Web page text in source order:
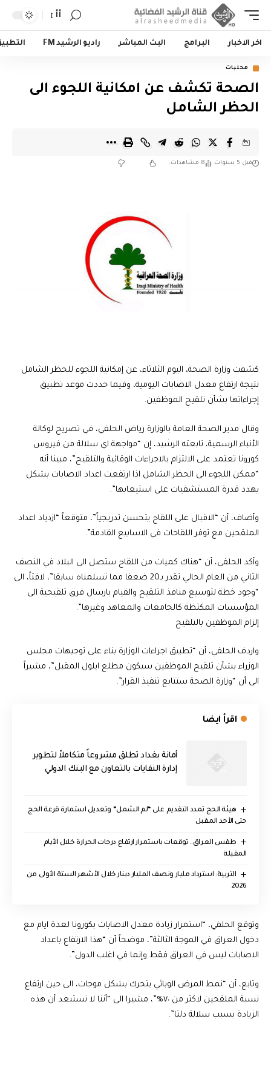
أأ
اخر الاخبار البرامج البث المباشر راديو الرشيد FM
محليات
الصحة تكشف عن امكانية اللجوء الى
الحظر الشامل
قبل 5 سنوات 8 مشاهدات
كشفت وزارة الصحة، اليوم الثلاثاء، عن إمكانية اللجوء للحظر الشامل
نتيجة ارتفاع معدل الاصابات اليومية، وفيما حددت موعد تطبيق
إجراءاتها بشأن تلقيح الموظفين.
وقال مدير الصحة العامة بالوزارة رياض الحلفي، في تصريح لوكالة
الأنباء الرسمية، تابعته الرشيد، إن “مواجهة اي سلالة من فيروس
كورونا تعتمد على الالتزام بالاجراءات الوقائية والتلقيح”، مبينا أنه
“ممكن اللجوء الى الحظر الشامل اذا ارتفعت اعداد الاصابات بشكل
يهدد قدرة المستشفيات على استيعابها”.
وأضاف، أن “الاقبال على اللقاح يتحسن تدريجياً”، متوقعاً “ازدياد اعداد
الملقحين مع توفر اللقاحات في الاسابيع القادمة”.
وأكد الحلفي، أن “هناك كميات من اللقاح ستصل الى البلاد في النصف
الثاني من العام الحالي تقدر بـ20 ضعفا مما تسلمناه سابقا”، لافتاً، الى
“وجود خطة لتوسيع منافذ التلقيح والقيام بارسال فرق تلقيحية الى
المؤسسات المكتظة كالجامعات والمعاهد وغيرها”.
إلزام الموظفين بالتلقيح
واردف الحلفي، أن “تطبيق اجراءات الوزارة بناء على توجيهات مجلس
الوزراء بشأن تلقيح الموظفين سيكون مطلع ايلول المقبل”، مشيراً
الى أن “وزارة الصحة ستتابع تنفيذ القرار”.
اقرأ ايضا
أمانة بغداد تطلق مشروعاً متكاملاً لتطوير
إدارة النفايات بالتعاون مع البنك الدولي
هيئة الحج تمدد التقديم على “لم الشمل” وتعديل استمارة قرعة الحج
حتى الأحد المقبل
طقس العراق.. توقعات باستمرار ارتفاع درجات الحرارة خلال الأيام
المقبلة
التربية: استرداد مليار ونصف المليار دينار خلال الأشهر الستة الأولى من
2026
وتوقع الحلفي، “استمرار زيادة معدل الاصابات بكورونا لعدة ايام مع
دخول العراق في الموجة الثالثة”، موضحاً أن “هذا الارتفاع باعداد
الاصابات ليس في العراق فقط وإنما في اغلب الدول”.
وتابع، أن “نمط المرض الوبائي يتحرك بشكل موجات، الى حين ارتفاع
نسبة الملقحين لاكثر من ٧٠%”، مشيرا الى “أننا لا نستبعد أن هذه
الزيادة بسبب سلالة دلتا”.